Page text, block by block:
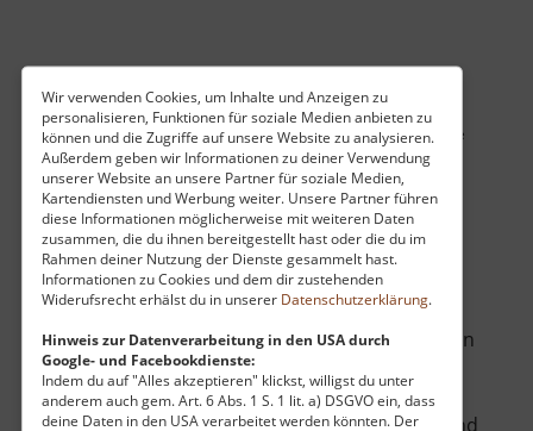
Wir verwenden Cookies, um Inhalte und Anzeigen zu
personalisieren, Funktionen für soziale Medien anbieten zu
können und die Zugriffe auf unsere Website zu analysieren.
Außerdem geben wir Informationen zu deiner Verwendung
unserer Website an unsere Partner für soziale Medien,
Kartendiensten und Werbung weiter. Unsere Partner führen
diese Informationen möglicherweise mit weiteren Daten
zusammen, die du ihnen bereitgestellt hast oder die du im
Rahmen deiner Nutzung der Dienste gesammelt hast.
Informationen zu Cookies und dem dir zustehenden
Widerufsrecht erhälst du in unserer Datenschutzerklärung.
Hinweis zur Datenverarbeitung in den USA durch
Google- und Facebookdienste:
Indem du auf "Alles akzeptieren" klickst, willigst du unter
anderem auch gem. Art. 6 Abs. 1 S. 1 lit. a) DSGVO ein, dass
deine Daten in den USA verarbeitet werden könnten. Der
Neuschönburg / Schönburg
Hrad Nový Šumburk / Šumburk / Böhmisches Erzgebirge
aktuell vom 01.10.2024 / Zugriffe: 23753
28 km vom aktuellen Standort
Schon von der Egertalstraße aus sieht man den
Burgberg. Auf dem 541 Meter hohen Šumna
befinden sich die Ruinen der Burg
Neuschönburg. Der Aufstieg ist romantisch und